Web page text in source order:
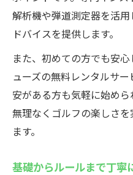
解析機や弾道測定器を活
ドバイスを提供します。
また、初めての方でも安
ューズの無料レンタルサ
安がある方も気軽に始めら
無理なくゴルフの楽しさ
ます。
基礎からルールまで丁寧